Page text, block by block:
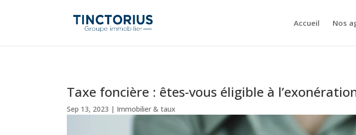
Accueil Nos
Taxe foncière : êtes-vous éligible à
Sep 13, 2023 | Immobilier & taux